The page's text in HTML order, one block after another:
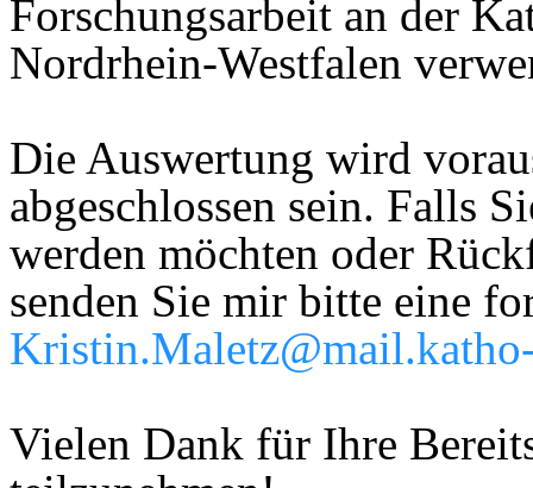
Forschungsarbeit an der
Nordrhein-Westfalen
Die Auswertung wird
abgeschlossen sein. Falls
werden möchten oder
senden Sie mir bitte eine
Vielen Dank für Ihre